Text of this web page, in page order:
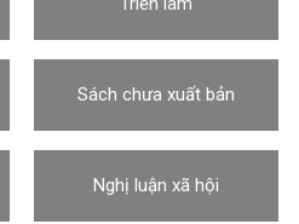
Sách chưa xuất bản
Nghị luận xã hội